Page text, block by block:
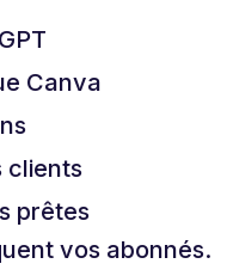
Canva
clients
prêtes
vos abonnés.